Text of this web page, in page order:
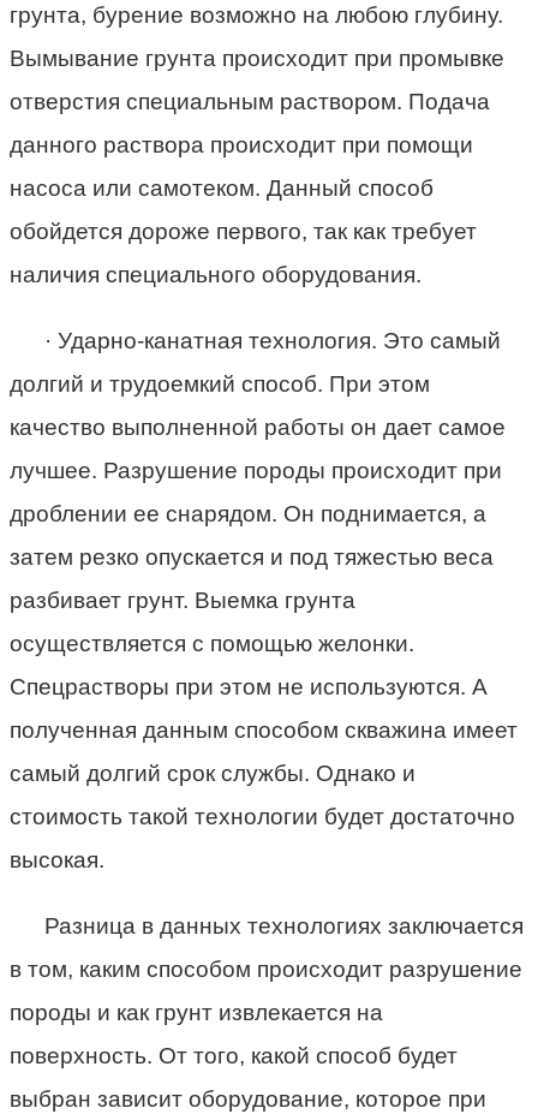
грунта, бурение возможно на любою глубину.
Вымывание грунта происходит при промывке
отверстия специальным раствором. Подача
данного раствора происходит при помощи
насоса или самотеком. Данный способ
обойдется дороже первого, так как требует
наличия специального оборудования.
· Ударно-канатная технология. Это самый
долгий и трудоемкий способ. При этом
качество выполненной работы он дает самое
лучшее. Разрушение породы происходит при
дроблении ее снарядом. Он поднимается, а
затем резко опускается и под тяжестью веса
разбивает грунт. Выемка грунта
осуществляется с помощью желонки.
Спецрастворы при этом не используются. А
полученная данным способом скважина имеет
самый долгий срок службы. Однако и
стоимость такой технологии будет достаточно
высокая.
Разница в данных технологиях заключается
в том, каким способом происходит разрушение
породы и как грунт извлекается на
поверхность. От того, какой способ будет
выбран зависит оборудование, которое при